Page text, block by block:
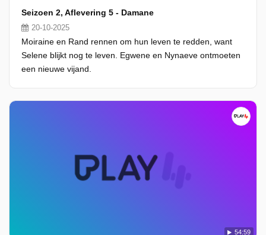
Seizoen 2, Aflevering 5 - Damane
20-10-2025
Moiraine en Rand rennen om hun leven te redden, want
Selene blijkt nog te leven. Egwene en Nynaeve ontmoeten
een nieuwe vijand.
54:59